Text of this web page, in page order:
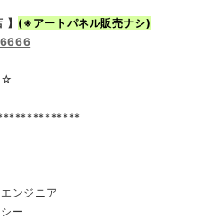
(※アートパネル販売ナシ)
☆
ンジニア
ー